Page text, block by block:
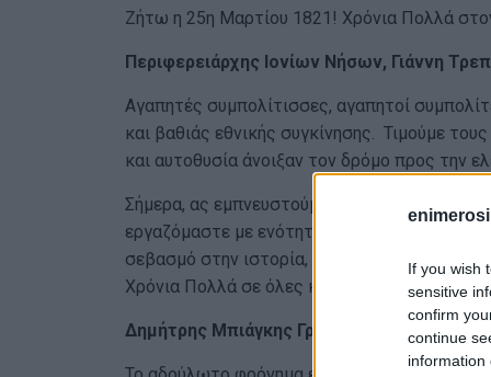
If you wish
sensitive
confirm
continue
information
Ζήτω η 25η Μαρτίου 1821! Χρόνια Πολλά
Περιφερειάρχης Ιονίων Νήσων, Γιάννη
Αγαπητές συμπολίτισσες, αγαπητοί
και βαθιάς εθνικής συγκίνησης. Τιμούμε
και αυτοθυσία άνοιξαν τον δρόμο προς την
Σήμερα, ας εμπνευστούμε από το
εργαζόμαστε με ενότητα, αλληλεγγύη και
σεβασμό στην ιστορία, ας χαράξουμε το
Χρόνια Πολλά σε όλες και όλους! Ζήτω η
Δημήτρης Μπιάγκης Γραμματέας ΚΟ